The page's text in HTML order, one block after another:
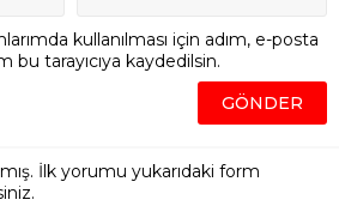
kullanılması için adım, e-posta
bu tarayıcıya kaydedilsin.
İlk yorumu yukarıdaki form